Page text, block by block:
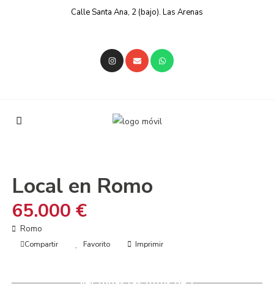
Calle Santa Ana, 2 (bajo). Las Arenas
Local en Romo
65.000 €
Romo
Compartir Favorito Imprimir
Ver todas las fotos de 7